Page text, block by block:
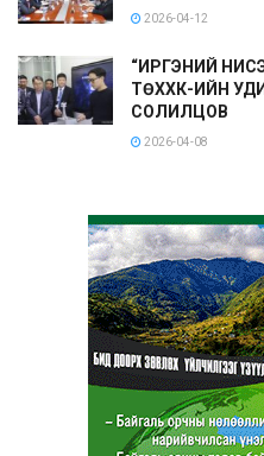
2026-04-12
“ИРГЭНИЙ
ТӨХХК-ИЙН
СОЛИЛЦОВ
2026-04-08